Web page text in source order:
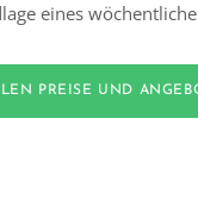
eines
PREISE UND